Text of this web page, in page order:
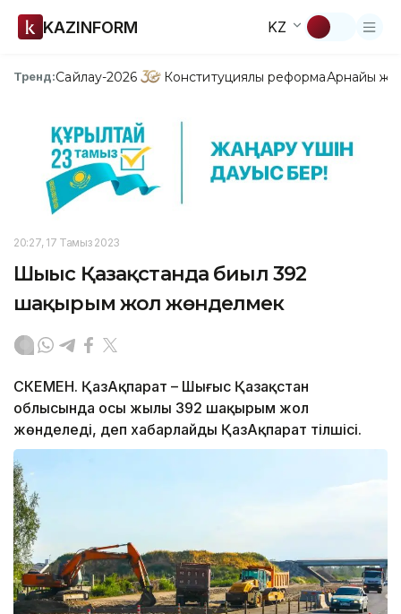
KAZINFORM KZ
Тренд:Сайлау-2026 Конституциялық реформаАрнайы
20:27, 17 Тамыз 2023
Шығыс Қазақстанда биыл 392
шақырым жол жөнделмек
ӨСКЕМЕН. ҚазАқпарат – Шығыс Қазақстан
облысында осы жылы 392 шақырым жол
жөнделеді, деп хабарлайды ҚазАқпарат тілшісі.